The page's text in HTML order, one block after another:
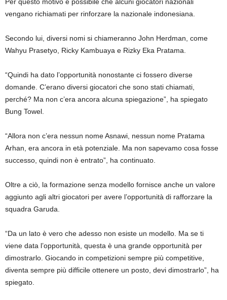
vengano richiamati per rinforzare la nazionale indonesiana.
Secondo lui, diversi nomi si chiameranno John Herdman, come
Wahyu Prasetyo, Ricky Kambuaya e Rizky Eka Pratama.
“Quindi ha dato l’opportunità nonostante ci fossero diverse
domande. C’erano diversi giocatori che sono stati chiamati,
perché? Ma non c’era ancora alcuna spiegazione”, ha spiegato
Bung Towel.
“Allora non c’era nessun nome Asnawi, nessun nome Pratama
Arhan, era ancora in età potenziale. Ma non sapevamo cosa fosse
successo, quindi non è entrato”, ha continuato.
Oltre a ciò, la formazione senza modello fornisce anche un valore
aggiunto agli altri giocatori per avere l’opportunità di rafforzare la
squadra Garuda.
“Da un lato è vero che adesso non esiste un modello. Ma se ti
viene data l’opportunità, questa è una grande opportunità per
dimostrarlo. Giocando in competizioni sempre più competitive,
diventa sempre più difficile ottenere un posto, devi dimostrarlo”, ha
spiegato.